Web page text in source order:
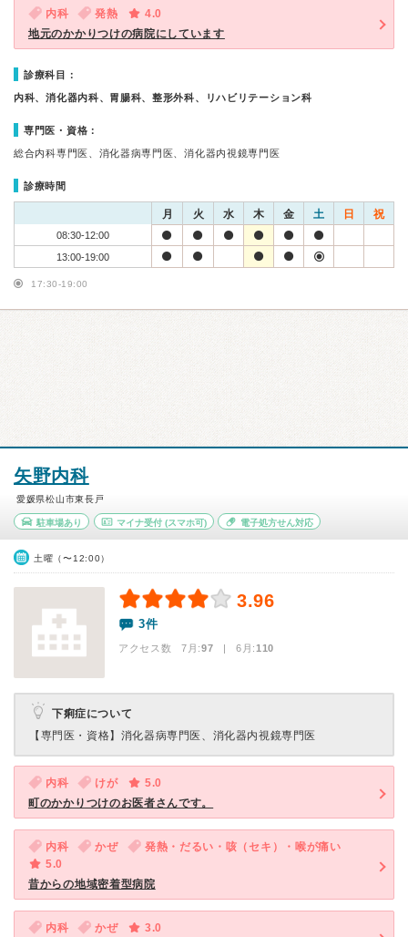
内科 発熱
4.0
地元のかかりつけの病院にしています
診療科目：
内科、消化器内科、胃腸科、整形外科、リハビリテーション科
専門医・資格：
総合内科専門医、消化器病専門医、消化器内視鏡専門医
診療時間
月 火 水 木 金 土 日 祝
08:30-12:00
13:00-19:00
17:30-19:00
矢野内科
愛媛県松山市東長戸
駐車場あり マイナ受付(スマホ可) 電子処方せん対応
土曜（〜12:00）
3.96
3件
アクセス数 7月:97 | 6月:110
下痢症について
【専門医・資格】 消化器病専門医、消化器内視鏡専門医
内科 けが
5.0
町のかかりつけのお医者さんです。
内科 かぜ
発熱・だるい・咳（セキ）・喉が痛い
5.0
昔からの地域密着型病院
内科 かぜ
3.0